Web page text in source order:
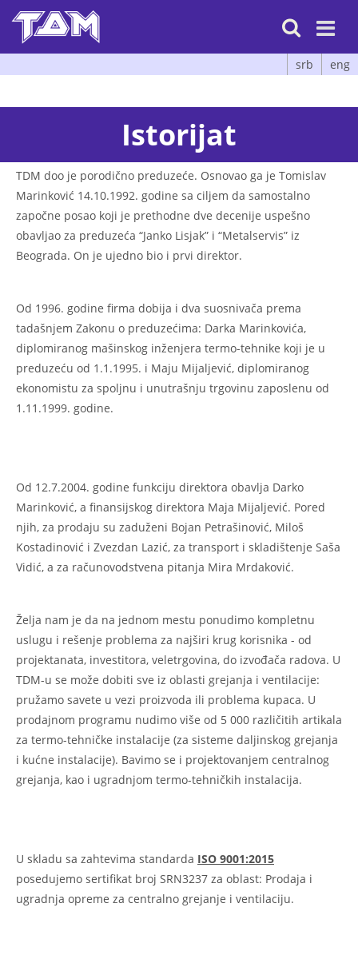

srb eng
Istorijat
TDM doo je porodično preduzeće. Osnovao ga je Tomislav
Marinković 14.10.1992. godine sa ciljem da samostalno
započne posao koji je prethodne dve decenije uspešno
obavljao za preduzeća “Janko Lisjak” i “Metalservis” iz
Beograda. On je ujedno bio i prvi direktor.
Od 1996. godine firma dobija i dva suosnivača prema
tadašnjem Zakonu o preduzećima: Darka Marinkovića,
diplomiranog mašinskog inženjera termo-tehnike koji je u
preduzeću od 1.1.1995. i Maju Mijaljević, diplomiranog
ekonomistu za spoljnu i unutrašnju trgovinu zaposlenu od
1.11.1999. godine.
Od 12.7.2004. godine funkciju direktora obavlja Darko
Marinković, a finansijskog direktora Maja Mijaljević. Pored
njih, za prodaju su zaduženi Bojan Petrašinović, Miloš
Kostadinović i Zvezdan Lazić, za transport i skladištenje Saša
Vidić, a za računovodstvena pitanja Mira Mrdaković.
Želja nam je da na jednom mestu ponudimo kompletnu
uslugu i rešenje problema za najširi krug korisnika - od
projektanata, investitora, veletrgovina, do izvođača radova. U
TDM-u se može dobiti sve iz oblasti grejanja i ventilacije:
pružamo savete u vezi proizvoda ili problema kupaca. U
prodajnom programu nudimo više od 5 000 različitih artikala
za termo-tehničke instalacije (za sisteme daljinskog grejanja
i kućne instalacije). Bavimo se i projektovanjem centralnog
grejanja, kao i ugradnjom termo-tehničkih instalacija.
U skladu sa zahtevima standarda ISO 9001:2015
posedujemo sertifikat broj SRN3237 za oblast: Prodaja i
ugradnja opreme za centralno grejanje i ventilaciju.